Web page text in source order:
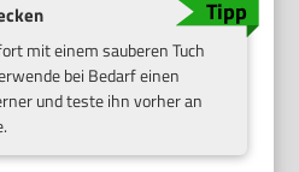
mit einem sauberen Tuch
bei Bedarf einen
und teste ihn vorher an